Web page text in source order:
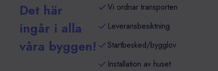
Det här
ingår i alla
våra byggen!
Vi ordnar transporten
Leveransbesiktning
Startbesked/bygglov
Installation av huset